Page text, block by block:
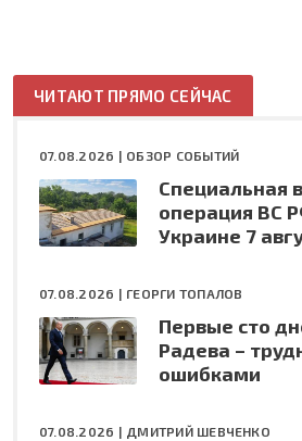
ЧИТАЮТ ПРЯМО СЕЙЧАС
07.08.2026 | ОБЗОР СОБЫТИЙ
Специальная
операция ВС
Украине 7
07.08.2026 | ГЕОРГИ ТОПАЛОВ
Первые сто
Радева –
ошибками
07.08.2026 | ДМИТРИЙ ШЕВЧЕНКО